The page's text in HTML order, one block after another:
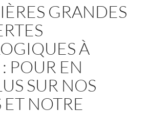
GRANDES
À
POUR EN
SUR NOS
NOTRE